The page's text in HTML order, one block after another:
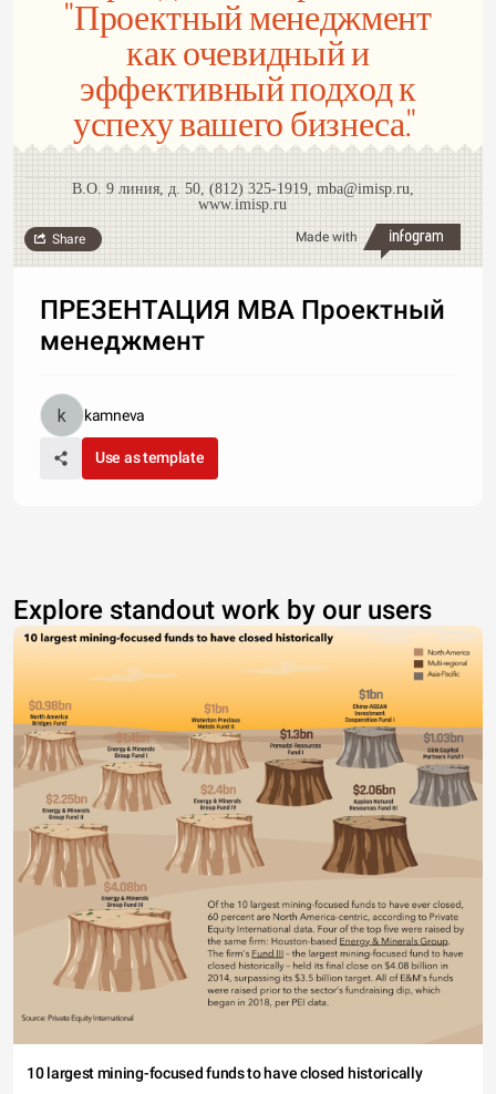
"Проектный менеджмент
как очевидный и
эффективный подход к
успеху вашего бизнеса."
В.О. 9 линия, д. 50, (812) 325-1919, mba@imisp.ru,
www.imisp.ru
Made with
Share
ПРЕЗЕНТАЦИЯ МВА Проектный
менеджмент
kamneva
Use as template
Explore standout work by our users
10 largest mining-focused funds to have closed historically